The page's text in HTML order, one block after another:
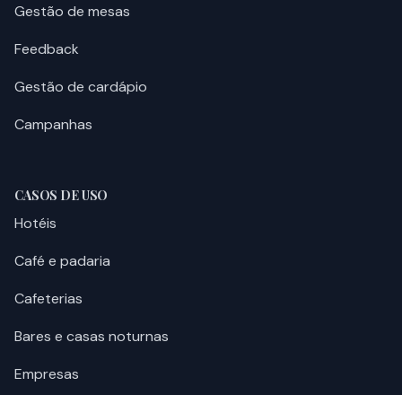
Gestão de mesas
Feedback
Gestão de cardápio
Campanhas
CASOS DE USO
Hotéis
Café e padaria
Cafeterias
Bares e casas noturnas
Empresas